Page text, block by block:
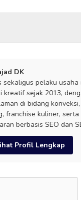
DK
sekaligus pelaku usaha
kreatif sejak 2013,
di bidang
franchise kuliner,
berbasis SEO dan
Profil Lengkap